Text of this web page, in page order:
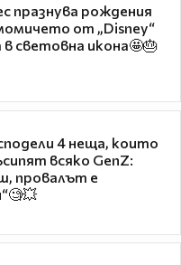
празнува рождения
от „Disney“
в световна икона🤩🎂
4 неща, които
всяко GenZ:
провалът е